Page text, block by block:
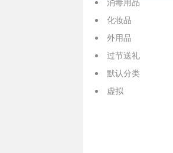
消毒用品
化妆品
外用品
过节送礼
默认分类
虚拟